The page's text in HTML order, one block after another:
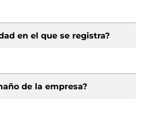
en el que se registra?
de la empresa?